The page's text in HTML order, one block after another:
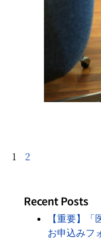
1 2
Recent Posts
【重要】
お申込みフ